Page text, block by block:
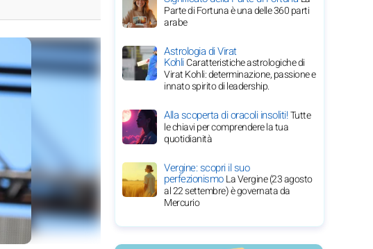
Parte di Fortuna è una delle 360 parti
arabe
Astrologia di Virat
KohliCaratteristiche astrologiche di
Virat Kohli: determinazione, passione e
innato spirito di leadership.
Alla scoperta di oracoli insoliti!Tutte
le chiavi per comprendere la tua
quotidianità
Vergine: scopri il suo
perfezionismoLa Vergine (23 agosto
al 22 settembre) è governata da
Mercurio